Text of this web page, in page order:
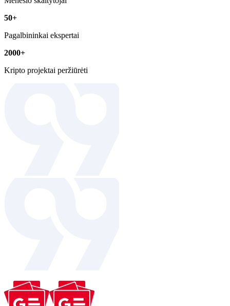
50+
Pagalbininkai ekspertai
2000+
Kripto projektai peržiūrėti